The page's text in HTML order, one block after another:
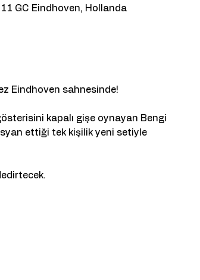
GC Eindhoven, Hollanda
Eindhoven sahnesinde!
kapalı gişe oynayan Bengi
ettiği tek kişilik yeni setiyle